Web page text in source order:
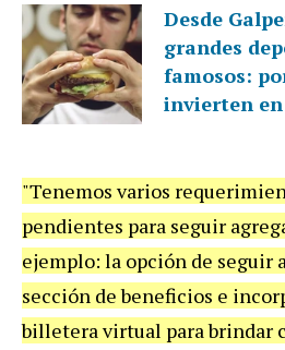
Desde
grandes
famosos:
invierten
"Tenemos varios
pendientes para seguir
ejemplo: la opción de seguir
sección de beneficios e
billetera virtual para brindar